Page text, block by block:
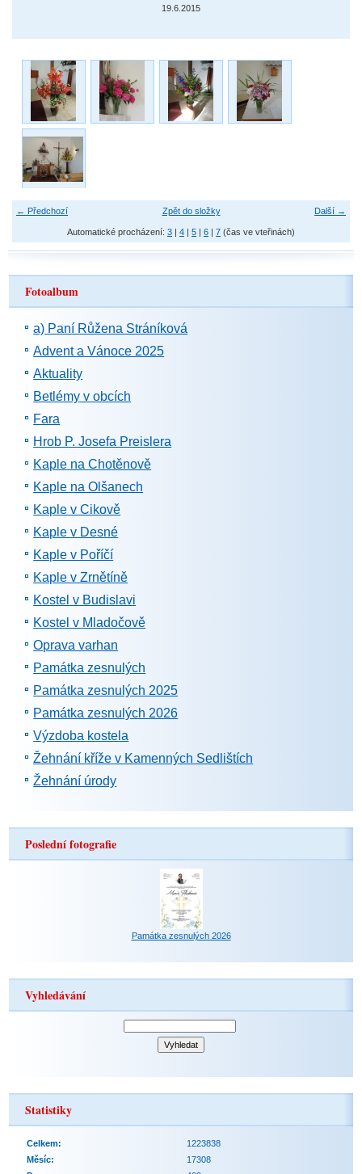
19.6.2015
← Předchozí Další →
Zpět do složky
Automatické procházení: 3 | 4 | 5 | 6 | 7 (čas ve vteřinách)
Fotoalbum
a) Paní Růžena Stráníková
Advent a Vánoce 2025
Aktuality
Betlémy v obcích
Fara
Hrob P. Josefa Preislera
Kaple na Chotěnově
Kaple na Olšanech
Kaple v Cikově
Kaple v Desné
Kaple v Poříčí
Kaple v Zrnětíně
Kostel v Budislavi
Kostel v Mladočově
Oprava varhan
Památka zesnulých
Památka zesnulých 2025
Památka zesnulých 2026
Výzdoba kostela
Žehnání kříže v Kamenných Sedlištích
Žehnání úrody
Poslední fotografie
Památka zesnulých 2026
Vyhledávání
Statistiky
Celkem:
1223838
Měsíc:
17308